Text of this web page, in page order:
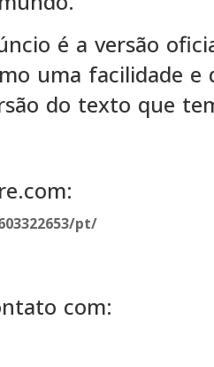
é a versão
uma facilidade
do texto que
pt/
com: